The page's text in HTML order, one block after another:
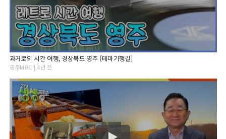
과거로의 시간 여행, 경상북도 영주 [테마기행길]
광주MBC | 4년 전